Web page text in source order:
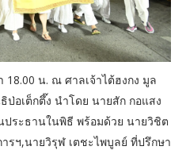
18.00 น. ณ ศาลเจ้าไต้ฮงกง มูล
อเต็กตึ๊ง นำโดย นายสัก กอแสง
ประธานในพิธี พร้อมด้วย นายวิชิต
รฯ,นายวิรุฬ เตชะไพบูลย์ ที่ปรึกษา